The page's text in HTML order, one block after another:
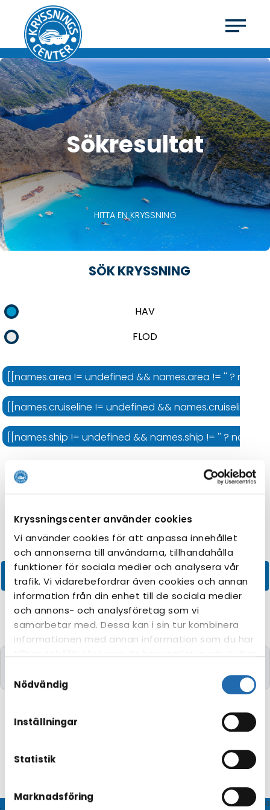
Kryssningscenter använder cookies
Vi använder cookies för att anpassa innehållet
och annonserna till användarna, tillhandahålla
funktioner för sociala medier och analysera vår
trafik. Vi vidarebefordrar även cookies och annan
information från din enhet till de sociala medier
och annons- och analysföretag som vi
samarbetar med. Dessa kan i sin tur kombinera
informationen med annan information som du har
användningen av kakor genom att förändra
Nödvändig
Inställningar
Statistik
Marknadsföring
Sökresultat
HITTA EN KRYSSNING
SÖK KRYSSNING
HAV
FLOD
[[names.area != undefined && names.area != '' ?
[[names.cruiseline != undefined && names.cruiseline !=
[[names.ship != undefined && names.ship != '' ?
Kryssningens längd
V4.1663